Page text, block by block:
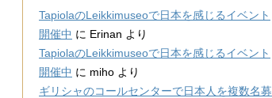
TapiolaのLeikkimuseoで日本を感じるイベント
開催中 に Erinan より
TapiolaのLeikkimuseoで日本を感じるイベント
開催中 に miho より
ギリシャのコールセンターで日本人を複数名募